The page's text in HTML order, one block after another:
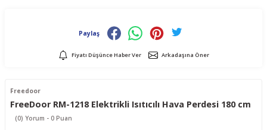
Paylaş
Fiyatı Düşünce Haber Ver Arkadaşına Öner
Freedoor
FreeDoor RM-1218 Elektrikli Isıtıcılı Hava Perdesi 180 cm
(0) Yorum - 0 Puan